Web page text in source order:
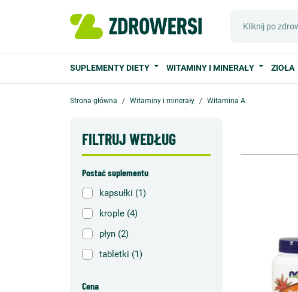
SUPLEMENTY DIETY WITAMINY I MINERAŁY ZIOŁA
Strona główna Witaminy i minerały Witamina A
FILTRUJ WEDŁUG
Postać suplementu
kapsułki (1)
krople (4)
płyn (2)
tabletki (1)
Cena